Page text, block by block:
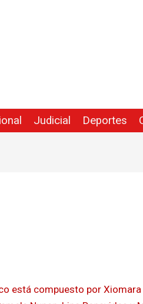
Judicial Deportes